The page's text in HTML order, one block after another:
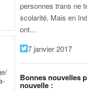
personnes trans ne
scolarité. Mais en
ont…
7 janvier 2017
Bonnes nouvelles
nouvelle :